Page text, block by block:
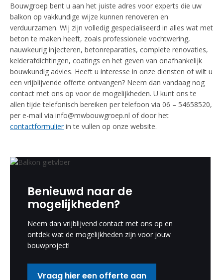
Bouwgroep bent u aan het juiste adres voor experts die uw
balkon op vakkundige wijze kunnen renoveren en
verduurzamen. Wij zijn volledig gespecialiseerd in alles wat met
beton te maken heeft, zoals professionele vochtwering,
nauwkeurig injecteren, betonreparaties, complete renovaties,
kelderafdichtingen, coatings en het geven van onafhankelijk
bouwkundig advies. Heeft u interesse in onze diensten of wilt u
een vrijblijvende offerte ontvangen? Neem dan vandaag nog
contact met ons op voor de mogelijkheden. U kunt ons te
allen tijde telefonisch bereiken per telefoon via 06 – 54658520,
per e-mail via info@mwbouwgroep.nl of door het
contactformulierin te vullen op onze website.
Benieuwd naar de
mogelijkheden?
Neem dan vrijblijvend contact met ons op en
ontdek wat de mogelijkheden zijn voor jouw
bouwproject!
Vraag hier een offerte aan